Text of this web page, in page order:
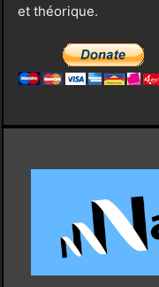
et théorique.